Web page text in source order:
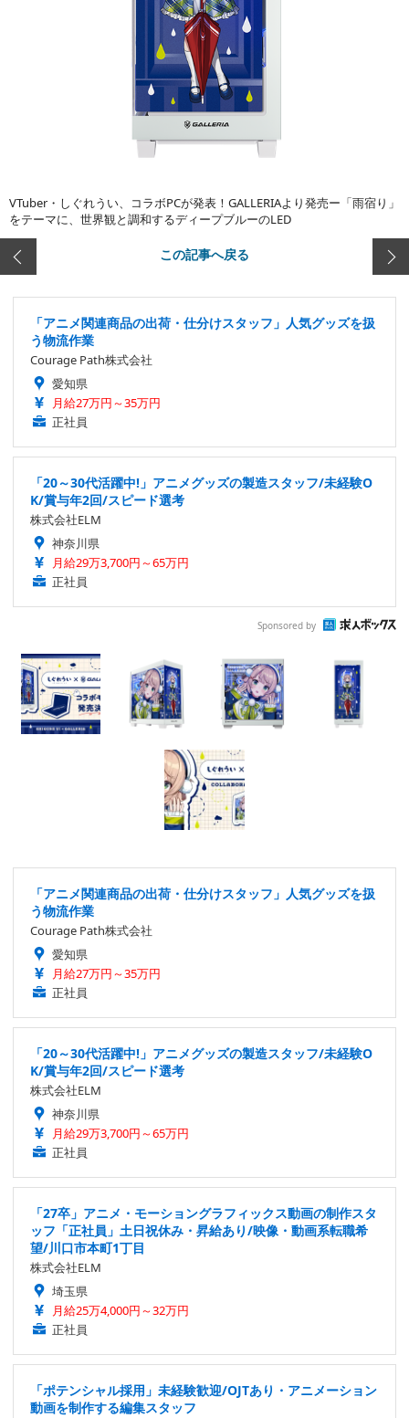
VTuber・しぐれうい、コラボPCが発表！GALLERIAより発売ー「雨宿り」
をテーマに、世界観と調和するディープブルーのLED
この記事へ戻る
「アニメ関連商品の出荷・仕分けスタッフ」人気グッズを扱
う物流作業
Courage Path株式会社
愛知県
月給27万円～35万円
正社員
「20～30代活躍中!」アニメグッズの製造スタッフ/未経験O
K/賞与年2回/スピード選考
株式会社ELM
神奈川県
月給29万3,700円～65万円
正社員
Sponsored by
「アニメ関連商品の出荷・仕分けスタッフ」人気グッズを扱
う物流作業
Courage Path株式会社
愛知県
月給27万円～35万円
正社員
「20～30代活躍中!」アニメグッズの製造スタッフ/未経験O
K/賞与年2回/スピード選考
株式会社ELM
神奈川県
月給29万3,700円～65万円
正社員
「27卒」アニメ・モーショングラフィックス動画の制作スタ
ッフ「正社員」土日祝休み・昇給あり/映像・動画系転職希
望/川口市本町1丁目
株式会社ELM
埼玉県
月給25万4,000円～32万円
正社員
「ポテンシャル採用」未経験歓迎/OJTあり・アニメーション
動画を制作する編集スタッフ